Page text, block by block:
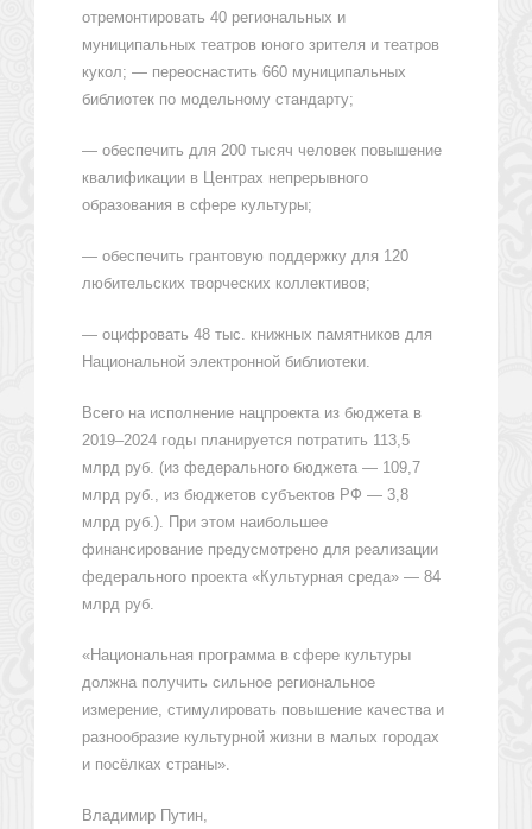
отремонтировать 40 региональных и
муниципальных театров юного зрителя и театров
кукол; — переоснастить 660 муниципальных
библиотек по модельному стандарту;
— обеспечить для 200 тысяч человек повышение
квалификации в Центрах непрерывного
образования в сфере культуры;
— обеспечить грантовую поддержку для 120
любительских творческих коллективов;
— оцифровать 48 тыс. книжных памятников для
Национальной электронной библиотеки.
Всего на исполнение нацпроекта из бюджета в
2019–2024 годы планируется потратить 113,5
млрд руб. (из федерального бюджета — 109,7
млрд руб., из бюджетов субъектов РФ — 3,8
млрд руб.). При этом наибольшее
финансирование предусмотрено для реализации
федерального проекта «Культурная среда» — 84
млрд руб.
«Национальная программа в сфере культуры
должна получить сильное региональное
измерение, стимулировать повышение качества и
разнообразие культурной жизни в малых городах
и посёлках страны».
Владимир Путин,